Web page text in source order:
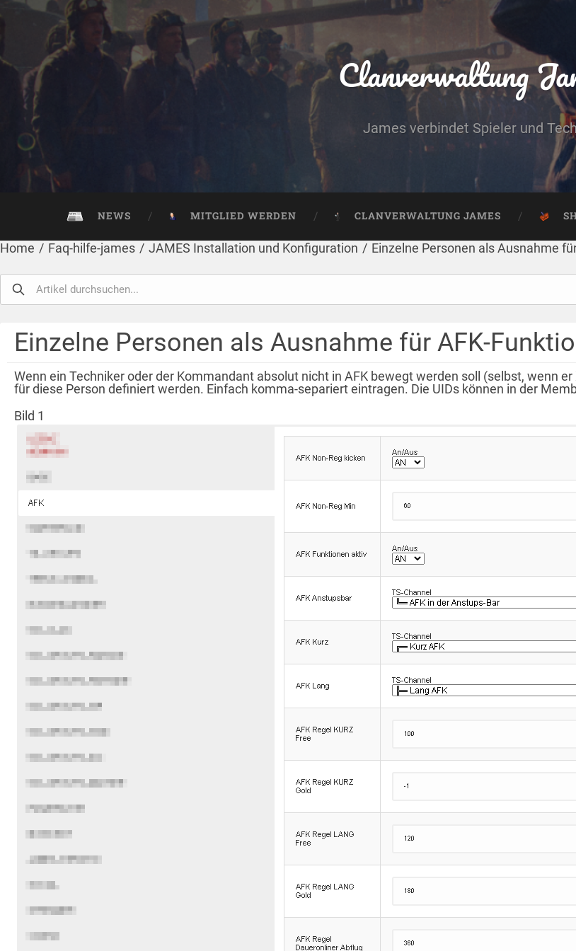
Clanverwaltung
James verbindet Spieler und
NEWS MITGLIED WERDEN CLANVERWALTUNG JAMES
Home / Faq-hilfe-james / JAMES Installation und Konfiguration / Einzelne Personen als Ausnahme
Einzelne Personen als Ausnahme für AFK-
Wenn ein Techniker oder der Kommandant absolut nicht in AFK bewegt werden soll (selbst, wenn
für diese Person definiert werden. Einfach komma-separiert eintragen. Die UIDs können in der
Bild 1